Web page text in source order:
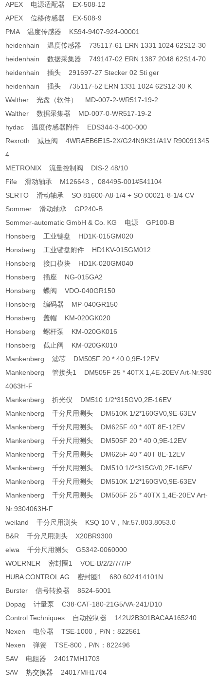
APEX 电源适配器 EX-508-12
APEX 位移传感器 EX-508-9
PMA 温度传感器 KS94-9407-924-00001
heidenhain 温度传感器 735117-61 ERN 1331 1024 62S12-30
heidenhain 数据采集器 749147-02 ERN 1387 2048 62S14-70
heidenhain 插头 291697-27 Stecker 02 Sti ger
heidenhain 插头 735117-52 ERN 1331 1024 62S12-30 K
Walther 光盘（软件） MD-007-2-WR517-19-2
Walther 数据采集器 MD-007-0-WR517-19-2
hydac 温度传感器附件 EDS344-3-400-000
Rexroth 减压阀 4WRAEB6E15-2X/G24N9K31/A1V R90091345
4
METRONIX 流量控制阀 DIS-2 48/10
Fife 滑动轴承 M126643， 084495-001#541104
SERTO 滑动轴承 SO 81600-A8-1/4 + SO 00021-8-1/4 CV
Sommer 滑动轴承 GP240-B
Sommer-automatic GmbH & Co. KG 电源 GP100-B
Honsberg 工业键盘 HD1K-015GM020
Honsberg 工业键盘附件 HD1KV-015GM012
Honsberg 接口模块 HD1K-020GM040
Honsberg 插座 NG-015GA2
Honsberg 蝶阀 VDO-040GR150
Honsberg 编码器 MP-040GR150
Honsberg 盖帽 KM-020GK020
Honsberg 螺杆泵 KM-020GK016
Honsberg 截止阀 KM-020GK010
Mankenberg 滤芯 DM505F 20 * 40 0,9E-12EV
Mankenberg 管接头1 DM505F 25 * 40TX 1,4E-20EV Art-Nr.930
4063H-F
Mankenberg 折光仪 DM510 1/2*315GV0,2E-16EV
Mankenberg 千分尺用测头 DM510K 1/2*160GV0,9E-63EV
Mankenberg 千分尺用测头 DM625F 40 * 40T 8E-12EV
Mankenberg 千分尺用测头 DM505F 20 * 40 0,9E-12EV
Mankenberg 千分尺用测头 DM625F 40 * 40T 8E-12EV
Mankenberg 千分尺用测头 DM510 1/2*315GV0,2E-16EV
Mankenberg 千分尺用测头 DM510K 1/2*160GV0,9E-63EV
Mankenberg 千分尺用测头 DM505F 25 * 40TX 1,4E-20EV Art-
Nr.9304063H-F
weiland 千分尺用测头 KSQ 10 V，Nr.57.803.8053.0
B&R 千分尺用测头 X20BR9300
elwa 千分尺用测头 GS342-0060000
WOERNER 密封圈1 VOE-B/2/2/7/7/P
HUBA CONTROL AG 密封圈1 680.602414101N
Burster 信号转换器 8524-6001
Dopag 计量泵 C38-CAT-180-21G5/VA-241/D10
Control Techniques 自动控制器 142U2B301BACAA165240
Nexen 电位器 TSE-1000，P/N：822561
Nexen 弹簧 TSE-800，P/N：822496
SAV 电阻器 24017MH1703
SAV 热交换器 24017MH1704